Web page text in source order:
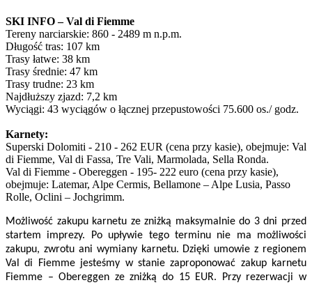
SKI INFO – Val di Fiemme
Tereny narciarskie: 860 - 2489 m n.p.m.
Długość tras: 107 km
Trasy łatwe: 38 km
Trasy średnie: 47 km
Trasy trudne: 23 km
Najdłuższy zjazd: 7,2 km
Wyciągi: 43 wyciągów o łącznej przepustowości 75.600 os./ godz.
Karnety:
Superski Dolomiti - 210 - 262 EUR (cena przy kasie), obejmuje: Val
di Fiemme, Val di Fassa, Tre Vali, Marmolada, Sella Ronda.
Val di Fiemme - Obereggen - 195- 222 euro (cena przy kasie),
obejmuje: Latemar, Alpe Cermis, Bellamone – Alpe Lusia, Passo
Rolle, Oclini – Jochgrimm.
Możliwość zakupu karnetu ze zniżką maksymalnie do 3 dni przed
startem imprezy. Po upływie tego terminu nie ma możliwości
zakupu, zwrotu ani wymiany karnetu. Dzięki umowie z regionem
Val di Fiemme jesteśmy w stanie zaproponować zakup karnetu
Fiemme – Obereggen ze zniżką do 15 EUR. Przy rezerwacji w